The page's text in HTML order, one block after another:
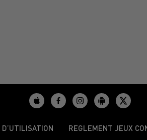
REGLEMENT JEUX